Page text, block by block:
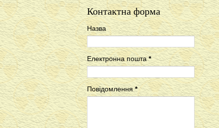
Контактна форма
Назва
Електронна пошта*
Повідомлення*